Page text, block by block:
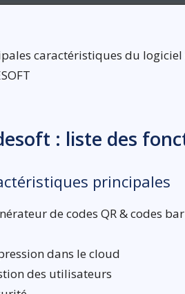
caractéristiques du
: liste des
principales
de codes QR & codes
dans le cloud
des utilisateurs